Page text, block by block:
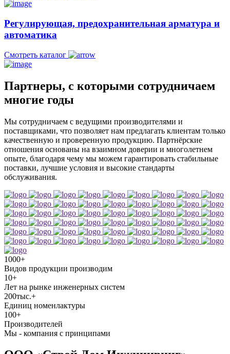
Регулирующая, предохранительная арматура и
автоматика
Смотреть каталог
Партнеры, с которыми сотрудничаем
многие годы
Мы сотрудничаем с ведущими производителями и
поставщиками, что позволяет нам предлагать клиентам только
качественную и проверенную продукцию. Партнёрские
отношения основаны на взаимном доверии и многолетнем
опыте, благодаря чему мы можем гарантировать стабильные
поставки, лучшие условия и высокие стандарты
обслуживания.
1000+
Видов продукции производим
10+
Лет на рынке инженерных систем
200тыс.+
Единиц номенлактуры
100+
Производителей
Мы - компания с принципами